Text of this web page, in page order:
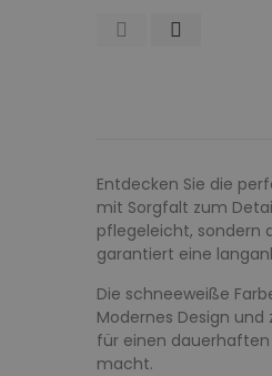
Entdecken Sie die
mit Sorgfalt zum
pflegeleicht, sondern
garantiert eine
Die schneeweiße
Modernes Design
für einen dauerhaften
macht.